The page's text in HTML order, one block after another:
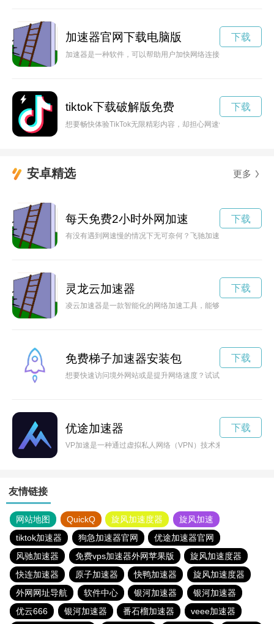
加速器官网下载电脑版
加速器是一种软件，可以帮助用户加快网络连接速度，提高网
下载
tiktok下载破解版免费
想要畅快体验TikTok无限精彩内容，却担心网速慢影响观看体
下载
安卓精选 更多
每天免费2小时外网加速
有没有遇到网速慢的情况下无可奈何？飞驰加速器15分钟试用
下载
灵龙云加速器
凌云加速器是一款智能化的网络加速工具，能够有效提升网络
下载
免费梯子加速器安装包
想要快速访问境外网站或是提升网络速度？试试免费网络加速
下载
优途加速器
VP加速是一种通过虚拟私人网络（VPN）技术来保护您的网络
下载
友情链接
网站地图 QuickQ 旋风加速度器
旋风加速
tiktok加速器
狗急加速器官网
优途加速器官网
风驰加速器
免费vps加速器外网苹果版
旋风加速度器
快连加速器
原子加速器 快鸭加速器
旋风加速度器
外网网址导航
软件中心 银河加速器
银河加速器
优云666
银河加速器 番石榴加速器 veee加速器